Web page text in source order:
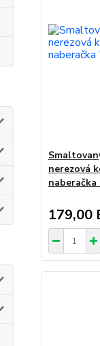
nerezová
naberačka
179,00